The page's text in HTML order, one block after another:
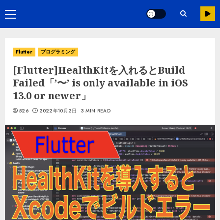
Flutter プログラミング
[Flutter]HealthKitを入れるとBuild
Failed「’〜’ is only available in iOS
13.0 or newer」
526 2022年10月2日 3 MIN READ